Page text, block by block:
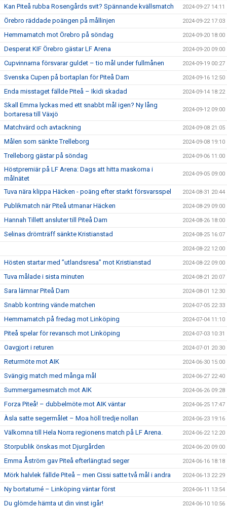
Kan Piteå rubba Rosengårds svit? Spännande kvällsmatch 2024-09-27 14:11
Örebro räddade poängen på mållinjen 2024-09-22 17:03
Hemmamatch mot Örebro på söndag 2024-09-20 18:00
Desperat KIF Örebro gästar LF Arena 2024-09-20 09:00
Cupvinnarna försvarar guldet – tio mål under fullmånen 2024-09-19 00:27
Svenska Cupen på bortaplan för Piteå Dam 2024-09-16 12:50
Enda misstaget fällde Piteå – Ikidi skadad 2024-09-14 18:22
Skall Emma lyckas med ett snabbt mål igen? Ny lång
bortaresa till Växjö
2024-09-12 09:00
Matchvärd och avtackning 2024-09-08 21:05
Målen som sänkte Trelleborg 2024-09-08 19:10
Trelleborg gästar på söndag 2024-09-06 11:00
Höstpremiär på LF Arena: Dags att hitta maskorna i
målnätet
2024-09-05 09:00
Tuva nära klippa Häcken - poäng efter starkt försvarsspel 2024-08-31 20:44
Publikmatch när Piteå utmanar Häcken 2024-08-29 09:00
Hannah Tillett ansluter till Piteå Dam 2024-08-26 18:00
Selinas drömträff sänkte Kristianstad 2024-08-25 16:07
2024-08-22 12:00
Hösten startar med ”utlandsresa” mot Kristianstad 2024-08-22 09:00
Tuva målade i sista minuten 2024-08-21 20:07
Sara lämnar Piteå Dam 2024-08-01 12:30
Snabb kontring vände matchen 2024-07-05 22:33
Hemmamatch på fredag mot Linköping 2024-07-04 11:10
Piteå spelar för revansch mot Linköping 2024-07-03 10:31
Oavgjort i returen 2024-07-01 20:30
Returmöte mot AIK 2024-06-30 15:00
Svängig match med många mål 2024-06-27 22:40
Summergamesmatch mot AIK 2024-06-26 09:28
Forza Piteå! – dubbelmöte mot AIK väntar 2024-06-25 17:47
Àsla satte segermålet – Moa höll tredje nollan 2024-06-23 19:16
Välkomna till Hela Norra regionens match på LF Arena. 2024-06-22 12:20
Storpublik önskas mot Djurgården 2024-06-20 09:00
Emma Åström gav Piteå efterlängtad seger 2024-06-16 18:18
Mörk halvlek fällde Piteå – men Cissi satte två mål i andra 2024-06-13 22:29
Ny bortaturné – Linköping väntar först 2024-06-11 13:54
Du glömde hämta ut din vinst igår! 2024-06-10 10:56